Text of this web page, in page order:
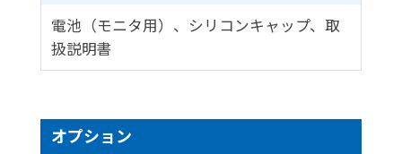
電池（モニタ用）、シリコンキャップ、取
扱説明書
オプション